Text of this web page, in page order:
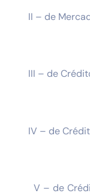
II – de
III – de
IV – de
V – de Crédito